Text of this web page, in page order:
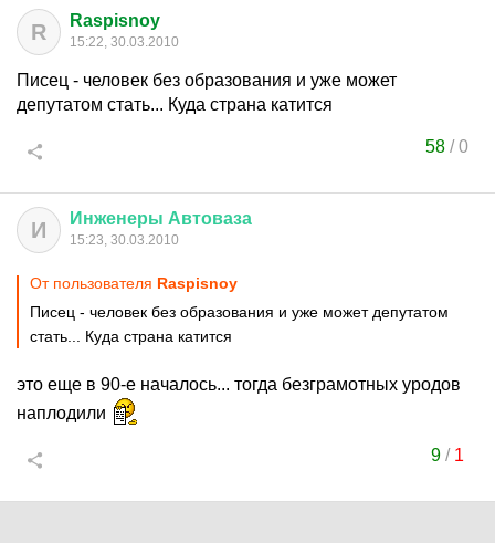
R Raspisnoy
15:22, 30.03.2010
Писец - человек без образования и уже может
депутатом стать... Куда страна катится
58 /0
И Инженеры Автоваза
15:23, 30.03.2010
От пользователя Raspisnoy
Писец - человек без образования и уже может депутатом
стать... Куда страна катится
это еще в 90-е началось... тогда безграмотных уродов
наплодили
9/ 1